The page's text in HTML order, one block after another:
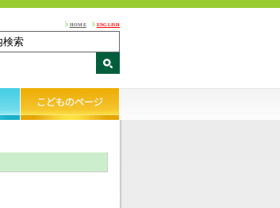
HOME ENGLISH